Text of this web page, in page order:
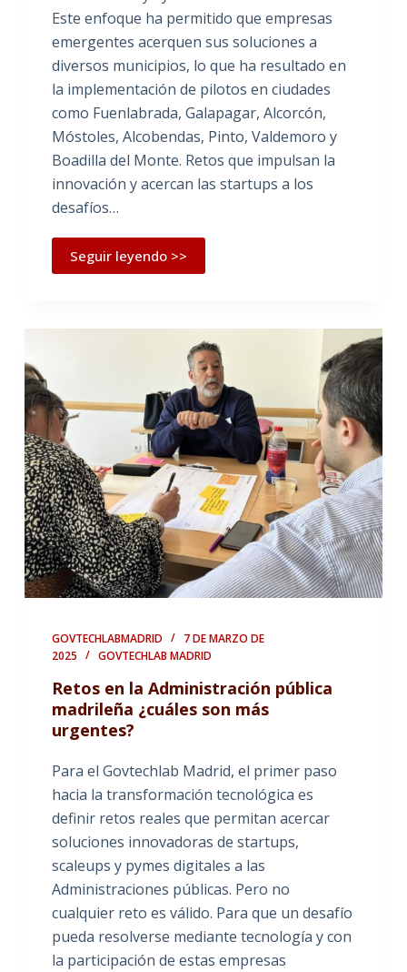
Este enfoque ha permitido que empresas
emergentes acerquen sus soluciones a
diversos municipios, lo que ha resultado en
la implementación de pilotos en ciudades
como Fuenlabrada, Galapagar, Alcorcón,
Móstoles, Alcobendas, Pinto, Valdemoro y
Boadilla del Monte. Retos que impulsan la
innovación y acercan las startups a los
desafíos…
Seguir leyendo >>
GOVTECHLABMADRID
7 DE MARZO DE
2025
GOVTECHLAB MADRID
Retos en la Administración pública
madrileña ¿cuáles son más
urgentes?
Para el Govtechlab Madrid, el primer paso
hacia la transformación tecnológica es
definir retos reales que permitan acercar
soluciones innovadoras de startups,
scaleups y pymes digitales a las
Administraciones públicas. Pero no
cualquier reto es válido. Para que un desafío
pueda resolverse mediante tecnología y con
la participación de estas empresas